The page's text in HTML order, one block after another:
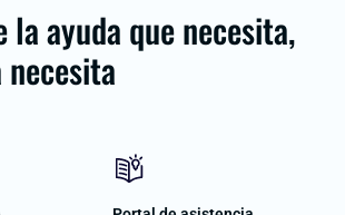
la ayuda que necesita,